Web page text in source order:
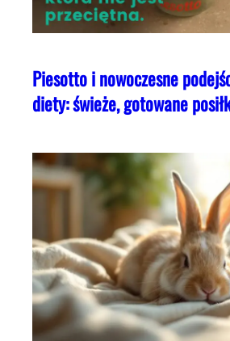
Piesotto i nowoczesne
diety: świeże, gotowane